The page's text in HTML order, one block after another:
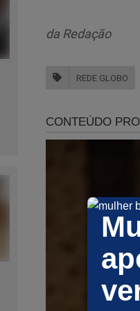
A emissora vive
jornalismo
foi lançado e
"Dossiê
décadas, a
bastidores e
políticas. Trata-se
conhecer esse
https://
da Redação
REDE GLOBO